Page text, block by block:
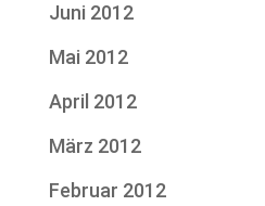
Juni 2012
Mai 2012
April 2012
März 2012
Februar 2012